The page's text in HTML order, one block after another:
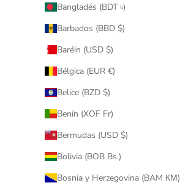
Bangladés (BDT ৳)
Barbados (BBD $)
Baréin (USD $)
Bélgica (EUR €)
Belice (BZD $)
Benín (XOF Fr)
Bermudas (USD $)
Bolivia (BOB Bs.)
Bosnia y Herzegovina (BAM КМ)